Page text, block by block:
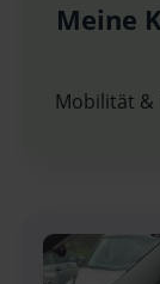
Meine
Mobilität &